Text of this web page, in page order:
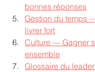
bonnes réponses
Gestion du temps
livrer fort
Culture — Gagner
ensemble
Glossaire du